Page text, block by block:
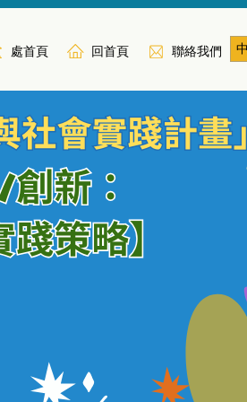
處首頁 回首頁 聯絡我們